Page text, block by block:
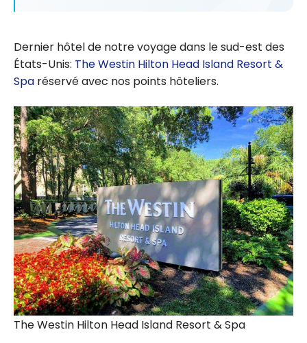
Dernier hôtel de notre voyage dans le sud-est des
États-Unis: The Westin Hilton Head Island Resort &
Spa réservé avec nos points hôteliers.
The Westin Hilton Head Island Resort & Spa